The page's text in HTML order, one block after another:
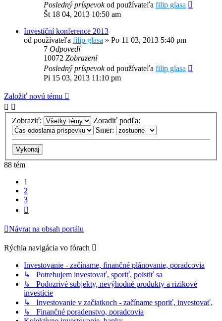
Posledný príspevokod používateľa filip glasa
Št 18 04, 2013 10:50 am
Investiční konference 2013
od používateľa filip glasa » Po 11 03, 2013 5:40 pm
7 Odpovedí
10072 Zobrazení
Posledný príspevokod používateľa filip glasa
Pi 15 03, 2013 11:10 pm
Založiť novú tému
Zobraziť:
Zoradiť podľa:
Smer:
88 tém
1
2
3
Návrat na obsah portálu
Rýchla navigácia vo fórach
Investovanie - začíname, finančné plánovanie, poradcovia
↳ Potrebujem investovať, sporiť, poistiť sa
↳ Podozrivé subjekty, nevýhodné produkty a rizikové
investície
↳ Investovanie v začiatkoch - začíname sporiť, investovať,
↳ Finančné poradenstvo, poradcovia